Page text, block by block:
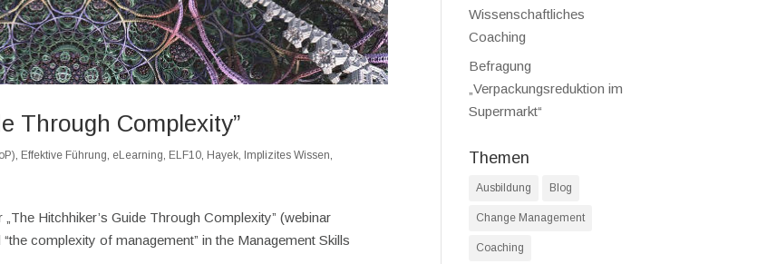
Through Complexity”
Effektive Führung eLearning ELF10 Hayek Implizites Wissen
Hitchhiker’s Guide Through Complexity” (webinar
complexity of management” in the Management Skills
Wissenschaftliches
Coaching
Befragung
„Verpackungsreduktion im
Supermarkt“
Themen
Ausbildung Blog
Change Management
Coaching